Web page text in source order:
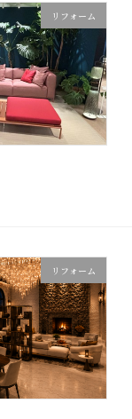
リフォーム
リフォーム